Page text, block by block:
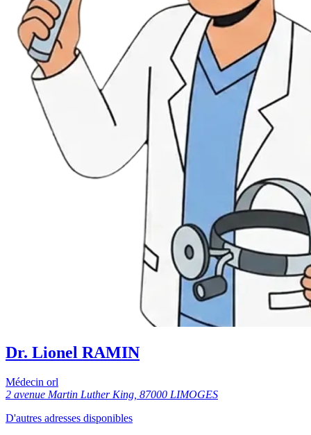
Dr. Lionel RAMIN
Médecin orl
2 avenue Martin Luther King, 87000 LIMOGES
D'autres adresses disponibles